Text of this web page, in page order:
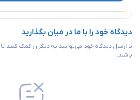
دیدگاه خود را با ما در میان بگذارید
با ارسال دیدگاه خود می‌توانید به دیگران کمک کنید
باشند.